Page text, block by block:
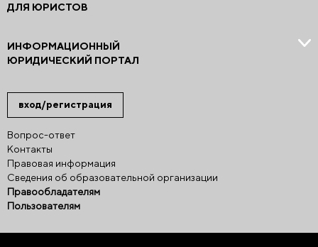
вход/регистрация
Вопрос-ответ
Контакты
Правовая информация
Сведения об образовательной организации
Правообладателям
Пользователям
ДЛЯ ЮРИСТОВ
ИНФОРМАЦИОННЫЙ
ЮРИДИЧЕСКИЙ ПОРТАЛ